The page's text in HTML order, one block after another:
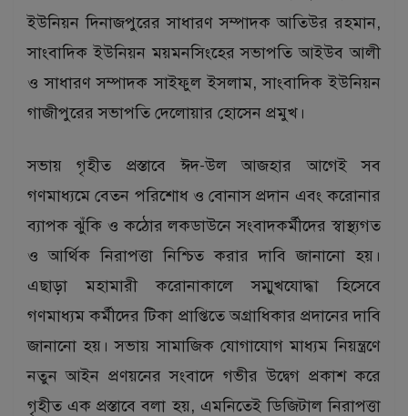
ইউনিয়ন দিনাজপুরের সাধারণ সম্পাদক আতিউর রহমান,
সাংবাদিক ইউনিয়ন ময়মনসিংহের সভাপতি আইউব আলী
ও সাধারণ সম্পাদক সাইফুল ইসলাম, সাংবাদিক ইউনিয়ন
গাজীপুরের সভাপতি দেলোয়ার হোসেন প্রমুখ।
সভায় গৃহীত প্রস্তাবে ঈদ-উল আজহার আগেই সব
গণমাধ্যমে বেতন পরিশোধ ও বোনাস প্রদান এবং করোনার
ব্যাপক ঝুঁকি ও কঠোর লকডাউনে সংবাদকর্মীদের স্বাস্থ্যগত
ও আর্থিক নিরাপত্তা নিশ্চিত করার দাবি জানানো হয়।
এছাড়া মহামারী করোনাকালে সম্মুখযোদ্ধা হিসেবে
গণমাধ্যম কর্মীদের টিকা প্রাপ্তিতে অগ্রাধিকার প্রদানের দাবি
জানানো হয়। সভায় সামাজিক যোগাযোগ মাধ্যম নিয়ন্ত্রণে
নতুন আইন প্রণয়নের সংবাদে গভীর উদ্বেগ প্রকাশ করে
গৃহীত এক প্রস্তাবে বলা হয়, এমনিতেই ডিজিটাল নিরাপত্তা